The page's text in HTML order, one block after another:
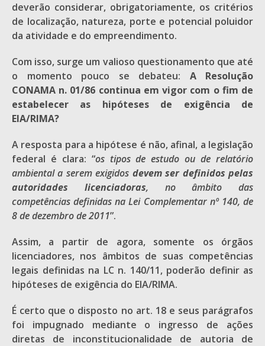
deverão considerar, obrigatoriamente, os critérios
de localização, natureza, porte e potencial poluidor
da atividade e do empreendimento.
Com isso, surge um valioso questionamento que até
o momento pouco se debateu: A Resolução
CONAMA n. 01/86 continua em vigor com o fim de
estabelecer as hipóteses de exigência de
EIA/RIMA?
A resposta para a hipótese é não, afinal, a legislação
federal é clara: “os tipos de estudo ou de relatório
ambiental a serem exigidos devem ser definidos pelas
autoridades licenciadoras, no âmbito das
competências definidas na Lei Complementar nº 140, de
8 de dezembro de 2011”.
Assim, a partir de agora, somente os órgãos
licenciadores, nos âmbitos de suas competências
legais definidas na LC n. 140/11, poderão definir as
hipóteses de exigência do EIA/RIMA.
É certo que o disposto no art. 18 e seus parágrafos
foi impugnado mediante o ingresso de ações
diretas de inconstitucionalidade de autoria de